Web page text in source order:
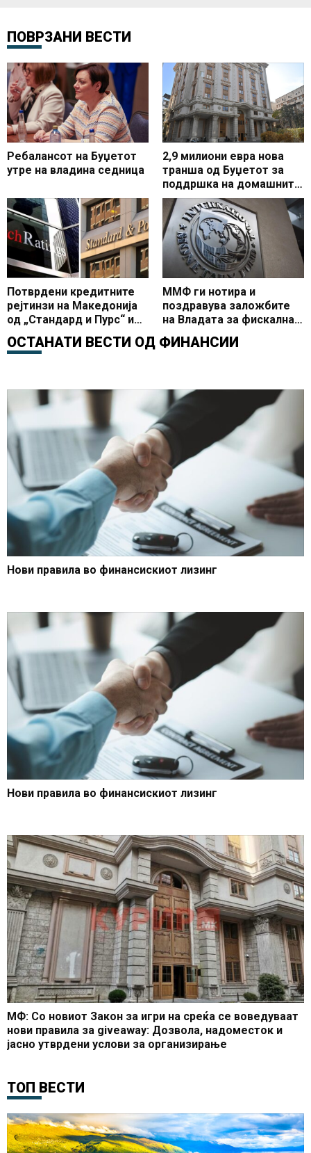
ПОВРЗАНИ ВЕСТИ
Ребалансот на Буџетот
утре на владина седница
2,9 милиони евра нова
транша од Буџетот за
поддршка на домашните
компании, досега
пласирани над 227
милиони евра
Потврдени кредитните
рејтинзи на Македонија
од „Стандард и Пурс“ и
изгледи и континуитет на
ММФ ги нотира и
поздравува заложбите
на Владата за фискална
ОСТАНАТИ ВЕСТИ ОД ФИНАНСИИ
Нови правила во финансискиот лизинг
Нови правила во финансискиот лизинг
МФ: Со новиот Закон за игри на среќа се воведуваат
нови правила за giveaway: Дозвола, надоместок и
јасно утврдени услови за организирање
ТОП ВЕСТИ